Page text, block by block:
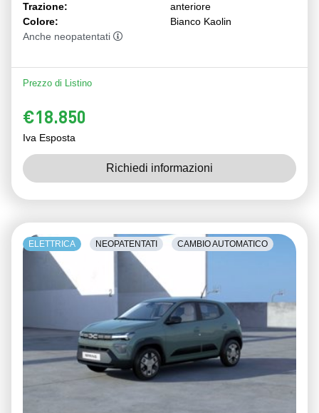
Trazione:
anteriore
Colore:
Bianco Kaolin
Anche neopatentati
Prezzo di Listino
€18.850
Iva Esposta
Richiedi informazioni
ELETTRICA NEOPATENTATI CAMBIO AUTOMATICO